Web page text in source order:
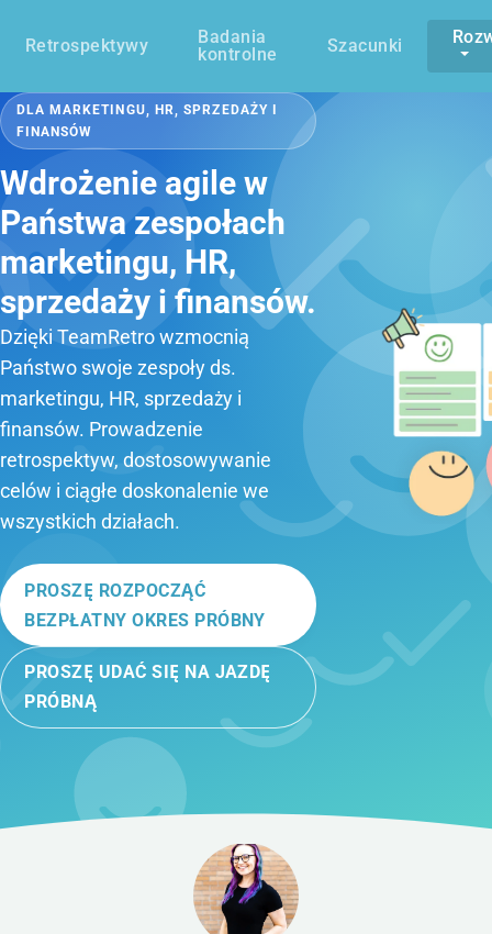
Retrospektywy
Badania
kontrolne
Szacunki
DLA MARKETINGU, HR, SPRZEDAŻY I
FINANSÓW
Wdrożenie agile w
Państwa zespołach
marketingu, HR,
sprzedaży i finansów.
Dzięki TeamRetro wzmocnią
Państwo swoje zespoły ds.
marketingu, HR, sprzedaży i
finansów. Prowadzenie
retrospektyw, dostosowywanie
celów i ciągłe doskonalenie we
wszystkich działach.
PROSZĘ ROZPOCZĄĆ
BEZPŁATNY OKRES PRÓBNY
PROSZĘ UDAĆ SIĘ NA JAZDĘ
PRÓBNĄ